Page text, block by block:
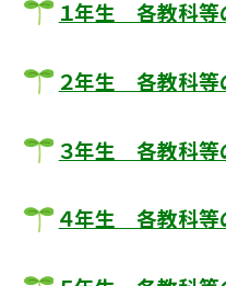
１年生 各教科等
２年生 各教科等
３年生 各教科等
４年生 各教科等